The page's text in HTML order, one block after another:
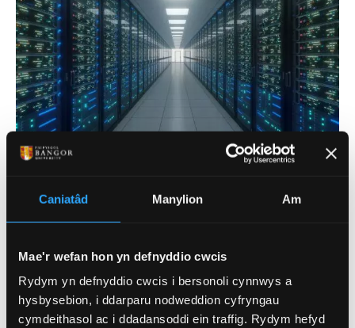
Caniatâd Manylion Am
Mae'r wefan hon yn defnyddio cwcis
Rydym yn defnyddio cwcis i bersonoli cynnwys a
hysbysebion, i ddarparu nodweddion cyfryngau
cymdeithasol ac i ddadansoddi ein traffig. Rydym hefyd
DARLLEN MWY: GWYDDOR
Mae ein cyrsiau gwyddor data yn cyflwyno
myfyrwyr i dechnegau cyfoes dan arweiniad
ymchwil a fydd yn dod yn arwydd o'r 21ain